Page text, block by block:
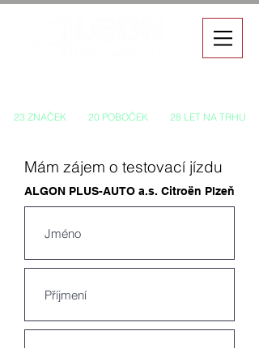
23 ZNAČEK 20 POBOČEK 28 LET NA TRHU
Mám zájem o testovací jízdu
ALGON PLUS-AUTO a.s. Citroën Plzeň